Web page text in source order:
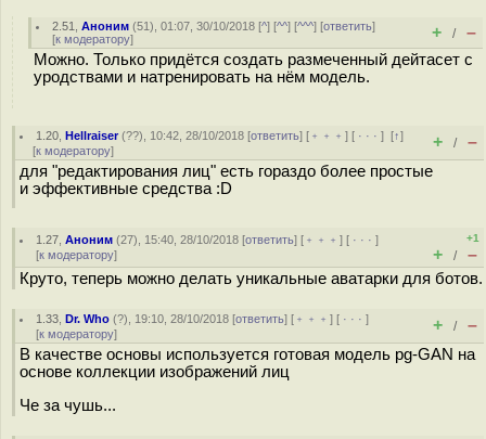
2.51 ,Аноним (51), 01:07, 30/10/2018 [^] [^^] [^^^] [ответить]
[к модератору] + / –
Можно. Только придётся создать размеченный дейтасет с
уродствами и натренировать на нём модель.
1.20 ,Hellraiser(??), 10:42, 28/10/2018 [ответить] [ ﹢﹢﹢] [ · · ·][↑]
[к модератору] + / –
для "редактирования лиц" есть гораздо более простые
и эффективные средства :D
1.27 ,Аноним (27), 15:40, 28/10/2018 [ответить] [ ﹢﹢﹢] [ · · ·]
[к модератору]
+1
+ / –
Круто, теперь можно делать уникальные аватарки для ботов.
1.33 ,Dr. Who (?), 19:10, 28/10/2018 [ответить] [ ﹢﹢﹢] [ · · ·]
[к модератору] + / –
В качестве основы используется готовая модель pg-GAN на
основе коллекции изображений лиц
Че за чушь...